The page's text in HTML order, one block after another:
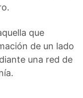
que
de un lado
una red de